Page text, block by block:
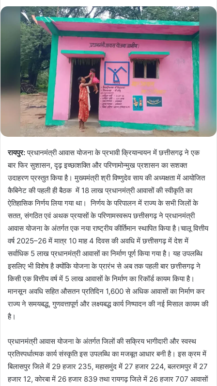
रायपुर:प्रधानमंत्री आवास योजना के प्रभावी क्रियान्वयन में छत्तीसगढ़ ने एक
बार फिर सुशासन, दृढ़ इच्छाशक्ति और परिणामोन्मुख प्रशासन का सशक्त
उदाहरण प्रस्तुत किया है। मुख्यमंत्री श्री विष्णुदेव साय की अध्यक्षता में आयोजित
कैबिनेट की पहली ही बैठक में 18 लाख प्रधानमंत्री आवासों की स्वीकृति का
ऐतिहासिक निर्णय लिया गया था। निर्णय के परिपालन में राज्य के सभी जिलों के
सतत, संगठित एवं अथक प्रयासों के परिणामस्वरूप छत्तीसगढ़ ने प्रधानमंत्री
आवास योजना के अंतर्गत एक नया राष्ट्रीय कीर्तिमान स्थापित किया है।चालू वित्तीय
वर्ष 2025–26 में मात्र 10 माह 4 दिवस की अवधि में छत्तीसगढ़ में देश में
सर्वाधिक 5 लाख प्रधानमंत्री आवासों का निर्माण पूर्ण किया गया है। यह उपलब्धि
इसलिए भी विशेष है क्योंकि योजना के प्रारंभ से अब तक पहली बार छत्तीसगढ़ ने
किसी एक वित्तीय वर्ष में 5 लाख आवासों के निर्माण का रिकॉर्ड कायम किया है।
मानसून अवधि सहित औसतन प्रतिदिन 1,600 से अधिक आवासों का निर्माण कर
राज्य ने समयबद्ध, गुणवत्तापूर्ण और लक्ष्यबद्ध कार्य निष्पादन की नई मिसाल कायम की
है।
प्रधानमंत्री आवास योजना के अंतर्गत जिलों की सक्रिय भागीदारी और स्वस्थ
प्रतिस्पर्धात्मक कार्य संस्कृति इस उपलब्धि का मजबूत आधार बनी है। इस क्रम में
बिलासपुर जिले में 29 हजार 235, महासमुंद में 27 हजार 224, बलरामपुर में 27
हजार 12, कोरबा में 26 हजार 839 तथा रायगढ़ जिले में 26 हजार 707 आवासों